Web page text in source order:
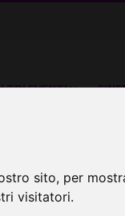
sito, per
visitatori.
EVENTI ˅